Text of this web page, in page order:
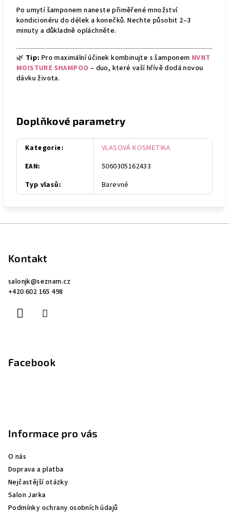
Po umytí šamponem naneste přiměřené množství
kondicionéru do délek a konečků. Nechte působit 2–3
minuty a důkladně opláchněte.
🌿 Tip: Pro maximální účinek kombinujte s šamponem NVNT
MOISTURE SHAMPOO – duo, které vaší hřívě dodá novou
dávku života.
Doplňkové parametry
Kategorie:
VLASOVÁ KOSMETIKA
EAN:
5060305162433
Typ vlasů: Barevné
Kontakt
salonjk@seznam.cz
+420 602 165 498
Facebook
Informace pro vás
O nás
Doprava a platba
Nejčastější otázky
Salon Jarka
Podmínky ochrany osobních údajů